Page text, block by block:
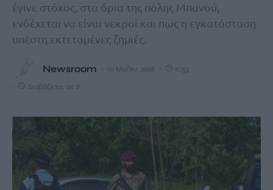
έγινε στόχος, στα όρια της πόλης Μπανού,
ενδέχεται να είναι νεκροί και πως η εγκατάσταση
υπέστη εκτεταμένες ζημιές.
Newsroom 10 Μαΐου, 2026 11:53
Διαβάζεται σε 2'